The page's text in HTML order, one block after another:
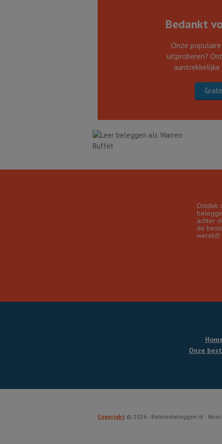
Bedankt
Onze
uitproberen?
Ontdek
achter
de
wereld!
Onze
Copyright © 2026 - Beterinbeleggen.nl ·